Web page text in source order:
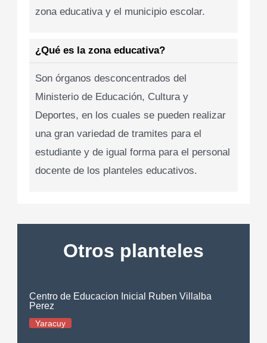
zona educativa y el municipio escolar.
¿Qué es la zona educativa?
Son órganos desconcentrados del
Ministerio de Educación, Cultura y
Deportes, en los cuales se pueden realizar
una gran variedad de tramites para el
estudiante y de igual forma para el personal
docente de los planteles educativos.
Otros planteles
Centro de Educacion Inicial Ruben Villalba
Perez
Yaracuy